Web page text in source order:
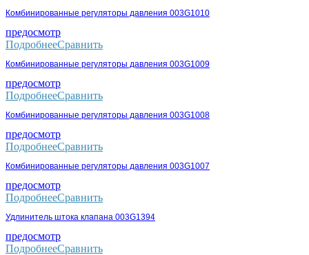
Комбинированные регуляторы давления 003G1010
предосмотр
ПодробнееСравнить
Комбинированные регуляторы давления 003G1009
предосмотр
ПодробнееСравнить
Комбинированные регуляторы давления 003G1008
предосмотр
ПодробнееСравнить
Комбинированные регуляторы давления 003G1007
предосмотр
ПодробнееСравнить
Удлинитель штока клапана 003G1394
предосмотр
ПодробнееСравнить